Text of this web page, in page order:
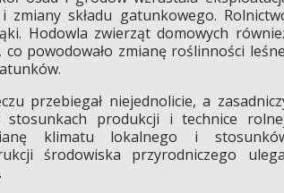
składu gatunkowego.
Hodowla zwierząt domowych
powodowało zmianę roślinności
przebiegał niejednolicie, a
stosunkach produkcji i technice
klimatu lokalnego i
środowiska przyrodniczego